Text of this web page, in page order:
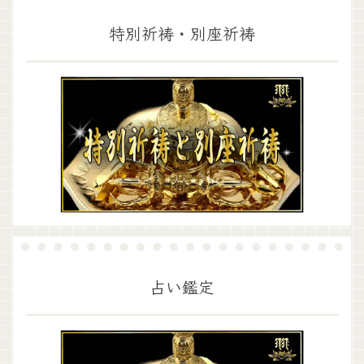
特別祈祷・別座祈祷
占い鑑定